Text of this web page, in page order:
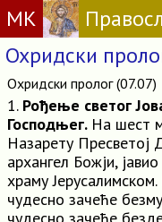
МК
Охридски
Охридски пролог (07.07)
1. Рођење светог
Господњег. На шест
Назарету Пресветој
архангел Божји,
храму
чудесно зачеће